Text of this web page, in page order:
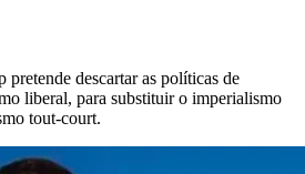
descartar as políticas de
liberal, para substituir o imperialismo
tout-court.